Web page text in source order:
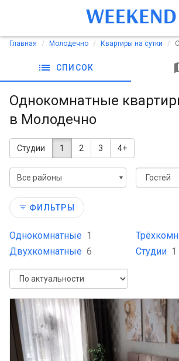
Главная Молодечно Квартиры на сутки
list СПИСОК
Однокомнатные
в Молодечно
Студии 1 2 3 4+
Все районы
ФИЛЬТРЫ
Однокомнатные 1
Двухкомнатные 6
Студии 1